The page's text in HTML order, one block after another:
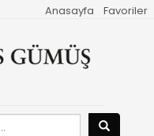
Favoriler
Anasayfa